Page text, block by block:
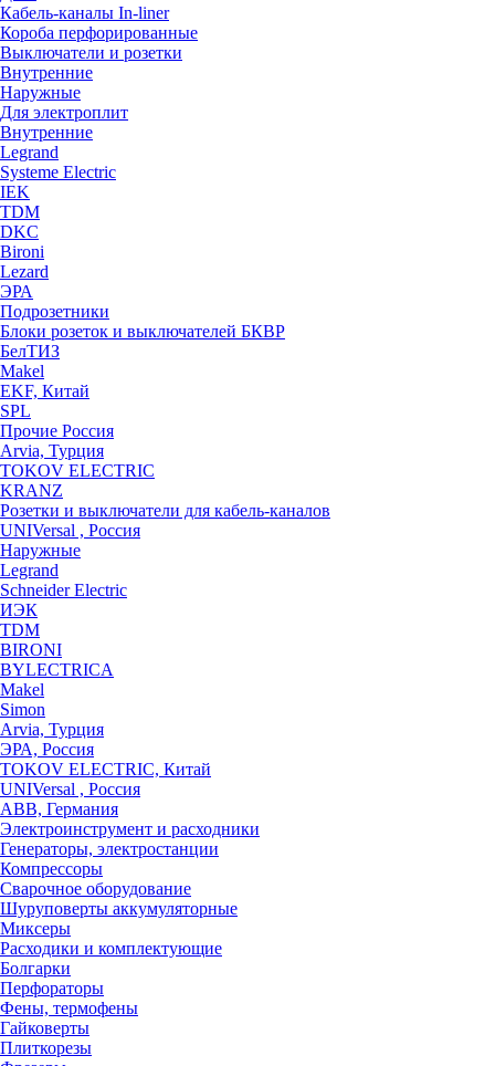
Кабель-каналы In-liner
Короба перфорированные
Выключатели и розетки
Внутренние
Наружные
Для электроплит
Внутренние
Legrand
Systeme Electric
IEK
TDM
DKC
Bironi
Lezard
ЭРА
Подрозетники
Блоки розеток и выключателей БКВР
БелТИЗ
Makel
EKF, Китай
SPL
Прочие Россия
Arvia, Турция
TOKOV ELECTRIC
KRANZ
Розетки и выключатели для кабель-каналов
UNIVersal , Россия
Наружные
Legrand
Schneider Electric
ИЭК
TDM
BIRONI
BYLECTRICA
Makel
Simon
Arvia, Турция
ЭРА, Россия
TOKOV ELECTRIC, Китай
UNIVersal , Россия
ABB, Германия
Электроинструмент и расходники
Генераторы, электростанции
Компрессоры
Сварочное оборудование
Шуруповерты аккумуляторные
Миксеры
Расходики и комплектующие
Болгарки
Перфораторы
Фены, термофены
Гайковерты
Плиткорезы